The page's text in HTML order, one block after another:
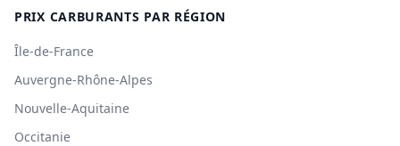
PRIX CARBURANTS PAR RÉGION
Île-de-France
Auvergne-Rhône-Alpes
Nouvelle-Aquitaine
Occitanie